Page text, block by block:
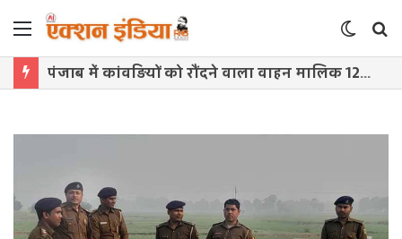
Menu
Switch
skin
पंजाब में कांवड़ियों को रौंदने वाला वाहन मालिक 12 घंटे में गिरफ्तार, स्पीकर ने मुआवजे का किया ऐलान